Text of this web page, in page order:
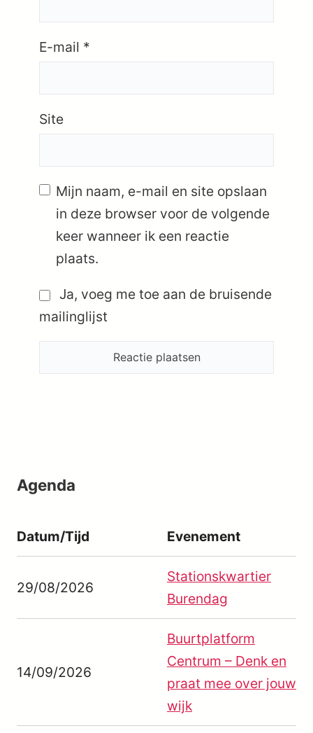
E-mail *
Site
Mijn naam, e-mail en site opslaan
in deze browser voor de volgende
keer wanneer ik een reactie
plaats.
Ja, voeg me toe aan de bruisende
mailinglijst
Agenda
Datum/Tijd Evenement
29/08/2026
Stationskwartier
Burendag
14/09/2026
Buurtplatform
Centrum – Denk en
praat mee over jouw
wijk